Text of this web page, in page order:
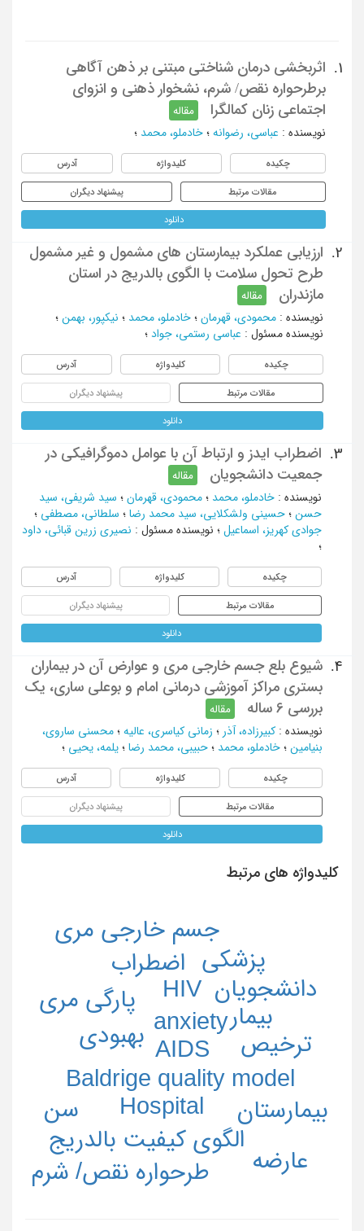
1.
اثربخشی درمان شناختی مبتنی بر ذهن آگاهی
برطرحواره نقص/ شرم، نشخوار ذهنی و انزوای
اجتماعی زنان کمالگرا
مقاله
نویسنده : عباسی، رضوانه ؛ خادملو، محمد ؛
چکیده کلیدواژه آدرس
مقالات مرتبط پیشنهاد دیگران
دانلود
2.
ارزیابی عملکرد بیمارستان های مشمول و غیر مشمول
طرح تحول سلامت با الگوی بالدریج در استان
مازندران
مقاله
نویسنده : محمودی، قهرمان ؛ خادملو، محمد ؛ نیکپور، بهمن ؛
نویسنده مسئول : عباسی رستمی، جواد ؛
چکیده کلیدواژه آدرس
مقالات مرتبط پیشنهاد دیگران
دانلود
3.
اضطراب ایدز و ارتباط آن با عوامل دموگرافیکی در
جمعیت دانشجویان
مقاله
نویسنده : خادملو، محمد ؛ محمودی، قهرمان ؛ سید شریفی، سید
حسن ؛ حسینی ولشکلایی، سید محمد رضا ؛ سلطانی، مصطفی ؛
جوادی کهریز، اسماعیل ؛ نویسنده مسئول : نصیری زرین قبائی، داود
؛
چکیده کلیدواژه آدرس
مقالات مرتبط پیشنهاد دیگران
دانلود
4.
شیوع بلع جسم خارجی مری و عوارض آن در بیماران
بستری مراکز آموزشی درمانی امام و بوعلی ساری، یک
بررسی 6 ساله
مقاله
نویسنده : کبیرزاده، آذر ؛ زمانی کیاسری، عالیه ؛ محسنی ساروی،
بنیامین ؛ خادملو، محمد ؛ حبیبی، محمد رضا ؛ یلمه، یحیی ؛
چکیده کلیدواژه آدرس
مقالات مرتبط پیشنهاد دیگران
دانلود
کلیدواژه های مرتبط
AIDS
anxiety
Baldrige quality model
HIV
Hospital
اضطراب
الگوی کیفیت بالدریج
پارگی مری
جسم خارجی مری
دانشجویان
طرحواره نقص/ شرم
بهبودی
بیمار
بیمارستان
پزشکی
ترخیص
سن
عارضه